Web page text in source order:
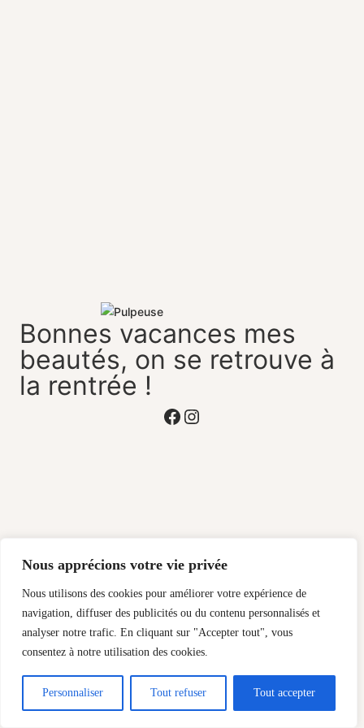
Nous apprécions votre vie privée
Nous utilisons des cookies pour améliorer votre expérience de
navigation, diffuser des publicités ou du contenu personnalisés et
analyser notre trafic. En cliquant sur "Accepter tout", vous
consentez à notre utilisation des cookies.
Personnaliser Tout refuser Tout accepter
Bonnes vacances mes
beautés, on se retrouve à
la rentrée !
Facebook
Instagram